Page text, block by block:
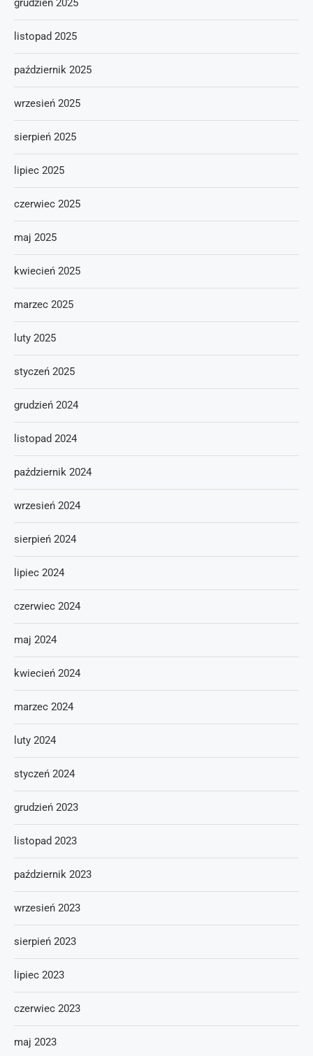
grudzień 2025
listopad 2025
październik 2025
wrzesień 2025
sierpień 2025
lipiec 2025
czerwiec 2025
maj 2025
kwiecień 2025
marzec 2025
luty 2025
styczeń 2025
grudzień 2024
listopad 2024
październik 2024
wrzesień 2024
sierpień 2024
lipiec 2024
czerwiec 2024
maj 2024
kwiecień 2024
marzec 2024
luty 2024
styczeń 2024
grudzień 2023
listopad 2023
październik 2023
wrzesień 2023
sierpień 2023
lipiec 2023
czerwiec 2023
maj 2023